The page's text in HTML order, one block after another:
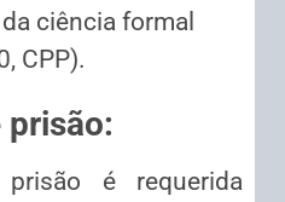
ciência formal
CPP).
prisão:
é requerida